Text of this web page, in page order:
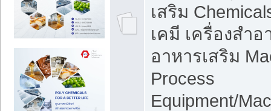
เสริม
เคมี เครื่องสำ
อาหารเสริม
Process
Equipment/